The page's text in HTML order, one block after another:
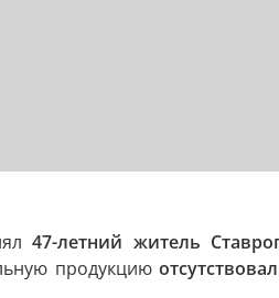
47-летний житель
продукцию